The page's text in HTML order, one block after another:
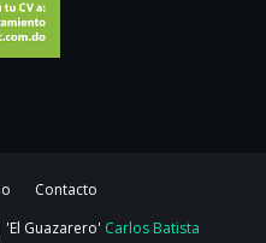
Contacto
Guazarero' Carlos Batista